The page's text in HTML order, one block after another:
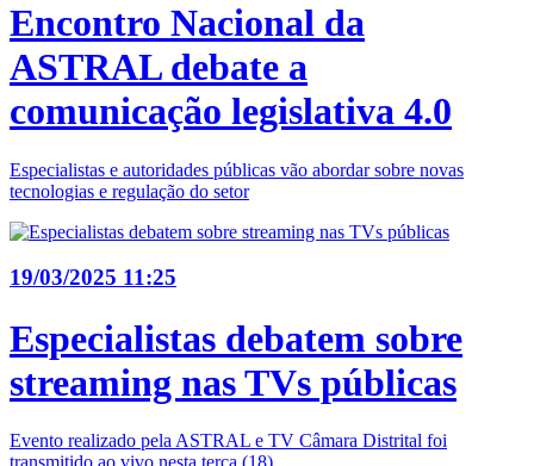
Encontro Nacional da
ASTRAL debate a
comunicação legislativa 4.0
Especialistas e autoridades públicas vão abordar sobre novas
tecnologias e regulação do setor
19/03/2025 11:25
Especialistas debatem sobre
streaming nas TVs públicas
Evento realizado pela ASTRAL e TV Câmara Distrital foi